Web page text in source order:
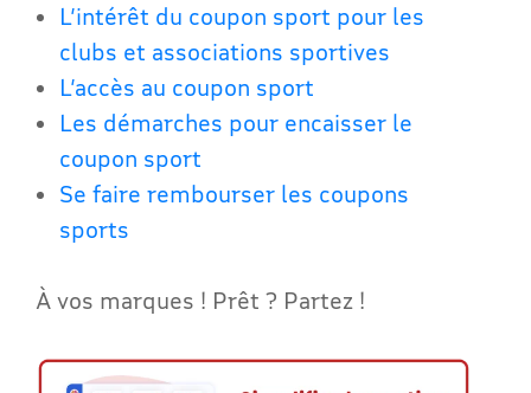
L’intérêt du coupon sport pour les
clubs et associations sportives
L’accès au coupon sport
Les démarches pour encaisser le
coupon sport
Se faire rembourser les coupons
sports
À vos marques ! Prêt ? Partez !